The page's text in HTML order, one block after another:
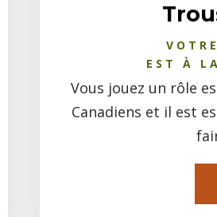
EST À
Vous jouez un rôle
Canadiens et il est